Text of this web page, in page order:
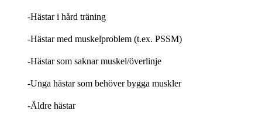
-Hästar i hård träning
-Hästar med muskelproblem (t.ex. PSSM)
-Hästar som saknar muskel/överlinje
-Unga hästar som behöver bygga muskler
-Äldre hästar